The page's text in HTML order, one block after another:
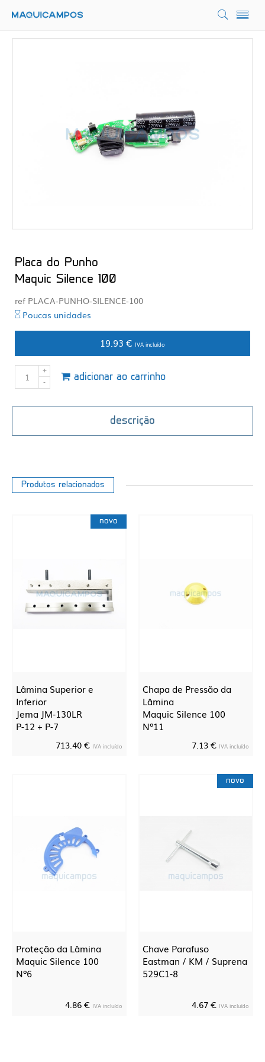
Placa do Punho
Maquic Silence 100
ref PLACA-PUNHO-SILENCE-100
Poucas unidades
19.93 € IVA incluído
adicionar ao carrinho
descrição
Produtos relacionados
novo
Lâmina Superior e
Inferior
Jema JM-130LR
P-12 + P-7
713.40 € IVA incluído
Chapa de Pressão da
Lâmina
Maquic Silence 100
Nº11
7.13 € IVA incluído
Proteção da Lâmina
Maquic Silence 100
Nº6
4.86 € IVA incluído
novo
Chave Parafuso
Eastman / KM / Suprena
529C1-8
4.67 € IVA incluído